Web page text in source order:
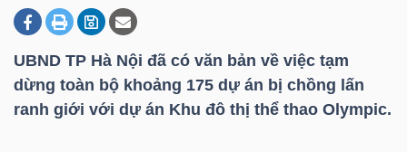
UBND TP Hà Nội đã có văn bản về việc tạm
dừng toàn bộ khoảng 175 dự án bị chồng lấn
ranh giới với dự án Khu đô thị thể thao Olympic.
DOANH
NGHIỆP